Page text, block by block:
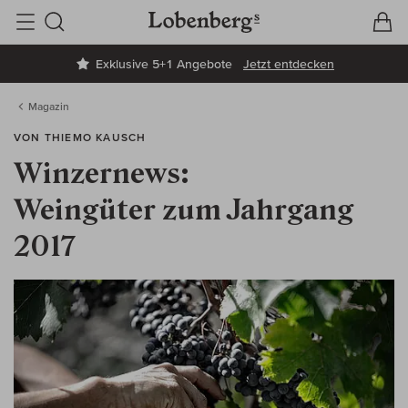
Exklusive 5+1 Angebote Jetzt entdecken
Suche
Magazin
VON THIEMO KAUSCH
Winzernews:
Weingüter zum Jahrgang
2017